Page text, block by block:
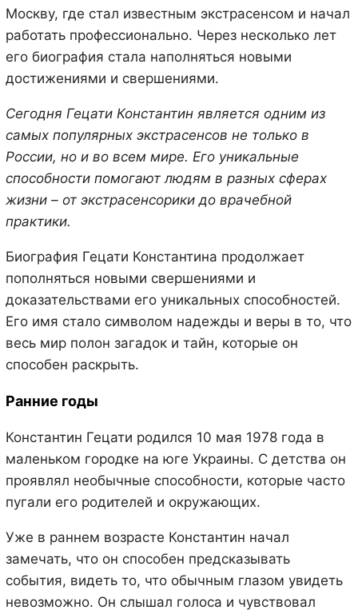
Москву, где стал известным экстрасенсом и начал
работать профессионально. Через несколько лет
его биография стала наполняться новыми
достижениями и свершениями.
Сегодня Гецати Константин является одним из
самых популярных экстрасенсов не только в
России, но и во всем мире. Его уникальные
способности помогают людям в разных сферах
жизни – от экстрасенсорики до врачебной
практики.
Биография Гецати Константина продолжает
пополняться новыми свершениями и
доказательствами его уникальных способностей.
Его имя стало символом надежды и веры в то, что
весь мир полон загадок и тайн, которые он
способен раскрыть.
Ранние годы
Константин Гецати родился 10 мая 1978 года в
маленьком городке на юге Украины. С детства он
проявлял необычные способности, которые часто
пугали его родителей и окружающих.
Уже в раннем возрасте Константин начал
замечать, что он способен предсказывать
события, видеть то, что обычным глазом увидеть
невозможно. Он слышал голоса и чувствовал